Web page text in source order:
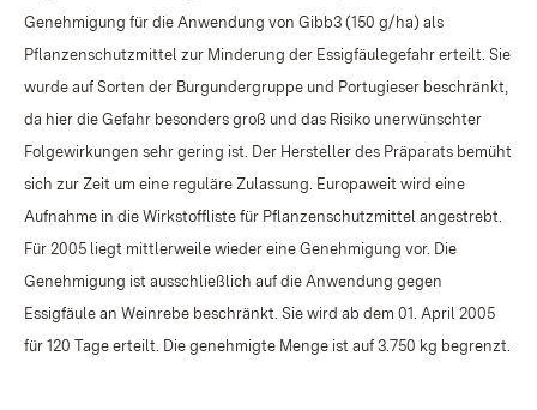
Genehmigung für die Anwendung von Gibb3 (150 g/ha) als
Pflanzenschutzmittel zur Minderung der Essigfäulegefahr erteilt. Sie
wurde auf Sorten der Burgundergruppe und Portugieser beschränkt,
da hier die Gefahr besonders groß und das Risiko unerwünschter
Folgewirkungen sehr gering ist. Der Hersteller des Präparats bemüht
sich zur Zeit um eine reguläre Zulassung. Europaweit wird eine
Aufnahme in die Wirkstoffliste für Pflanzenschutzmittel angestrebt.
Für 2005 liegt mittlerweile wieder eine Genehmigung vor. Die
Genehmigung ist ausschließlich auf die Anwendung gegen
Essigfäule an Weinrebe beschränkt. Sie wird ab dem 01. April 2005
für 120 Tage erteilt. Die genehmigte Menge ist auf 3.750 kg begrenzt.